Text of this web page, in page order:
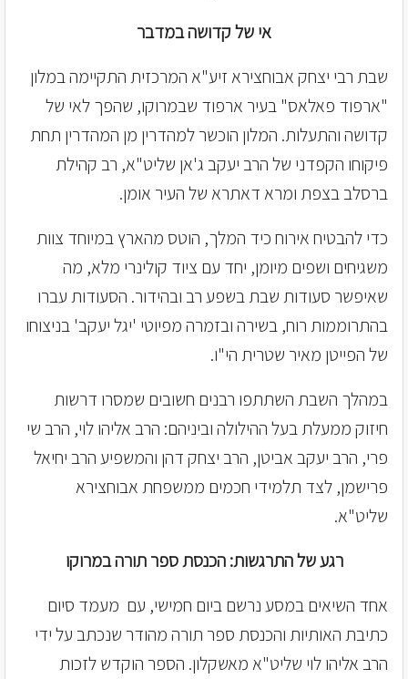
אי של קדושה במדבר
שבת רבי יצחק אבוחצירא זיע"א המרכזית התקיימה במלון
"ארפוד פאלאס" בעיר ארפוד שבמרוקו, שהפך לאי של
קדושה והתעלות. המלון הוכשר למהדרין מן המהדרין תחת
פיקוחו הקפדני של הרב יעקב ג'אן שליט"א, רב קהילת
ברסלב בצפת ומרא דאתרא של העיר אומן.
כדי להבטיח אירוח כיד המלך, הוטס מהארץ במיוחד צוות
משגיחים ושפים מיומן, יחד עם ציוד קולינרי מלא, מה
שאיפשר סעודות שבת בשפע רב ובהידור. הסעודות עברו
בהתרוממות רוח, בשירה ובזמרה מפיוטי 'יגל יעקב' בניצוחו
של הפייטן מאיר שטרית הי"ו.
במהלך השבת השתתפו רבנים חשובים שמסרו דרשות
חיזוק ממעלת בעל ההילולה וביניהם: הרב אליהו לוי, הרב שי
פרי, הרב יעקב אביטן, הרב יצחק דהן והמשפיע הרב יחיאל
פרישמן, לצד תלמידי חכמים ממשפחת אבוחצירא
שליט"א.
רגע של התרגשות: הכנסת ספר תורה במרוקו
אחד השיאים במסע נרשם ביום חמישי, עם מעמד סיום
כתיבת האותיות והכנסת ספר תורה מהודר שנכתב על ידי
הרב אליהו לוי שליט"א מאשקלון. הספר הוקדש לזכות